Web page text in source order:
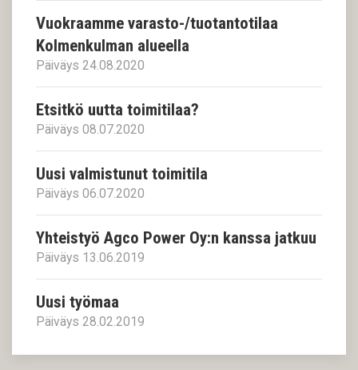
Vuokraamme varasto-/tuotantotilaa
Kolmenkulman alueella
Päiväys 24.08.2020
Etsitkö uutta toimitilaa?
Päiväys 08.07.2020
Uusi valmistunut toimitila
Päiväys 06.07.2020
Yhteistyö Agco Power Oy:n kanssa jatkuu
Päiväys 13.06.2019
Uusi työmaa
Päiväys 28.02.2019